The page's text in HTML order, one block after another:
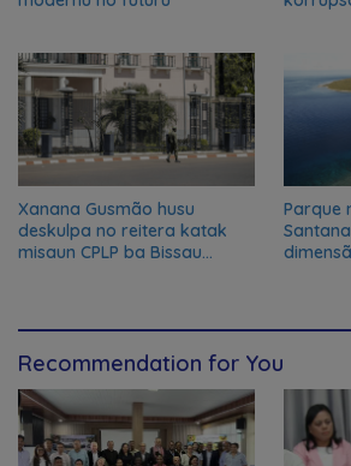
Xanana Gusmão husu
deskulpa no reitera katak
misaun CPLP ba Bissau
Parque
Recommendation for You